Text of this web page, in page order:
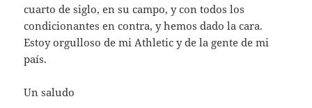
cuarto de siglo, en su campo, y con todos los
condicionantes en contra, y hemos dado la cara.
Estoy orgulloso de mi Athletic y de la gente de mi
país.
Un saludo